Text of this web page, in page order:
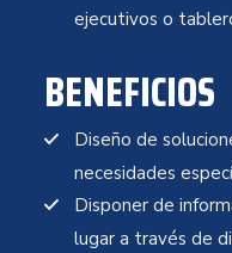
ejecutivos o
BENEFICIOS
Diseño de
necesidades
Disponer de
lugar a través de